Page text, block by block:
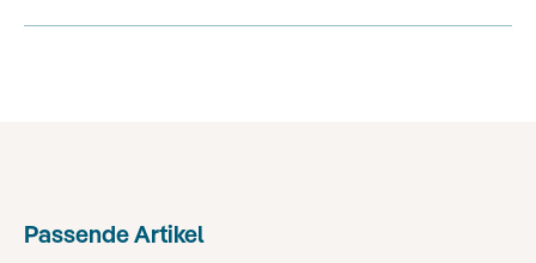
Passende Artikel